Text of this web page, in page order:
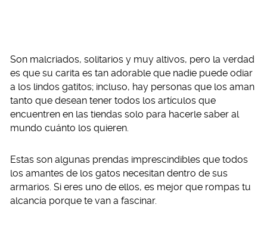
Son malcriados, solitarios y muy altivos, pero la verdad
es que su carita es tan adorable que nadie puede odiar
a los lindos gatitos; incluso, hay personas que los aman
tanto que desean tener todos los artículos que
encuentren en las tiendas solo para hacerle saber al
mundo cuánto los quieren.
Estas son algunas prendas imprescindibles que todos
los amantes de los gatos necesitan dentro de sus
armarios. Si eres uno de ellos, es mejor que rompas tu
alcancía porque te van a fascinar.